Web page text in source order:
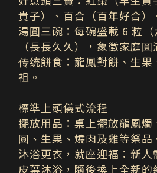
貴子）、百合（百年好合）
湯圓三碗：每碗盛載 6 粒
（長長久久），象徵家庭
传统餅食：龍鳳對餅、生果
祖。
標準上頭儀式流程
擺放用品：桌上擺放龍鳳燭
圓、生果、燒肉及雞等祭品
沐浴更衣，就座迎福：新
皮葉沐浴，隨後換上全新